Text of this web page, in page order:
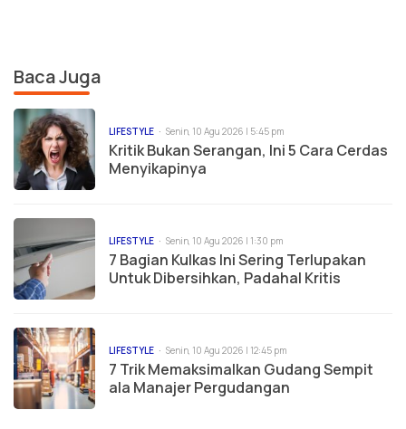
Baca Juga
LIFESTYLE Senin, 10 Agu 2026 | 5:45 pm
Kritik Bukan Serangan, Ini 5 Cara Cerdas
Menyikapinya
LIFESTYLE Senin, 10 Agu 2026 | 1:30 pm
7 Bagian Kulkas Ini Sering Terlupakan
Untuk Dibersihkan, Padahal Kritis
LIFESTYLE Senin, 10 Agu 2026 | 12:45 pm
7 Trik Memaksimalkan Gudang Sempit
ala Manajer Pergudangan